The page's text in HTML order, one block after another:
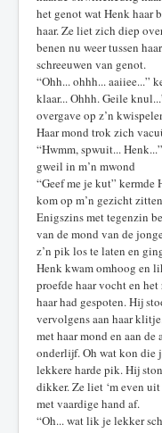
het genot wat Henk haar
haar. Ze liet zich diep
benen nu weer tussen
schreeuwen van genot.
“Ohh... ohhh... aaiiee...”
klaar... Ohhh. Geile
overgave op z’n
Haar mond trok zich
“Hwmm, spwuit...
gweil in m’n mwond
“Geef me je kut”
kom op m’n gezicht
Enigszins met tegenzin
van de mond van de
z’n pik los te laten en
Henk kwam omhoog en
proefde haar vocht en
haar had gespoten. Hij
vervolgens aan haar
met haar mond en aan
onderlijf. Oh wat kon die
lekkere harde pik. Hij
dikker. Ze liet ‘m even
met vaardige hand af.
“Oh... wat lik je lekker